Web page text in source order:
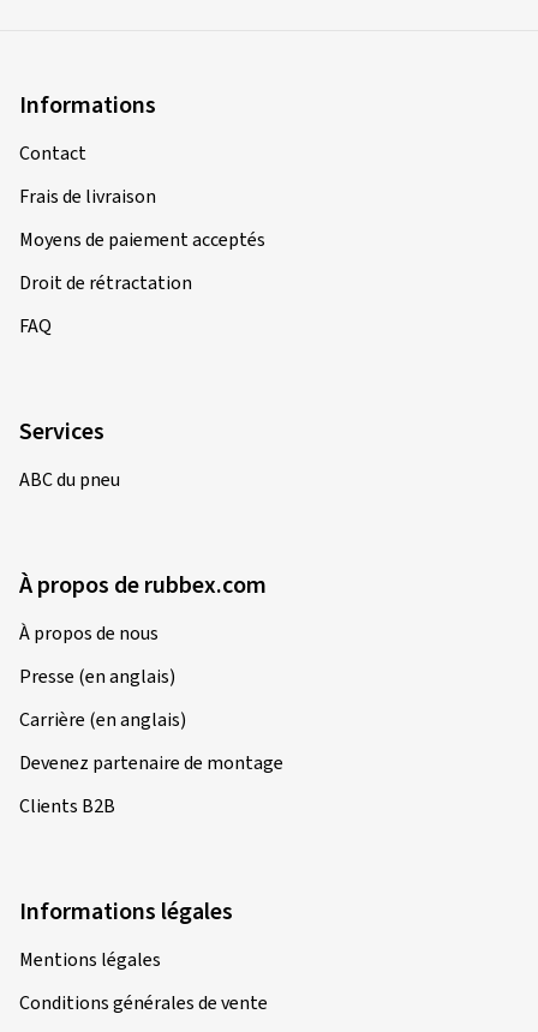
Informations
Contact
Frais de livraison
Moyens de paiement acceptés
Droit de rétractation
FAQ
Services
ABC du pneu
À propos de rubbex.com
À propos de nous
Presse (en anglais)
Carrière (en anglais)
Devenez partenaire de montage
Clients B2B
Informations légales
Mentions légales
Conditions générales de vente